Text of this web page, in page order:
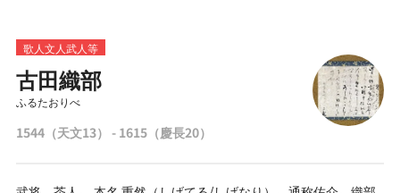
歌人文人武人等
古田織部
ふるたおりべ
1544（天文13） - 1615（慶長20）